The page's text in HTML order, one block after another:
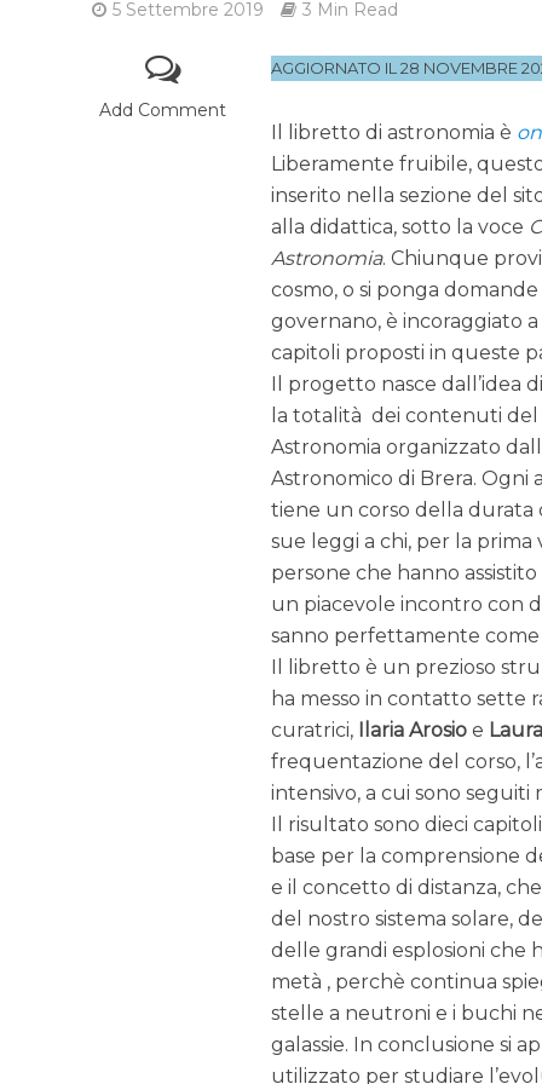
5 Settembre 2019 3 Min Read
Add Comment
AGGIORNATO IL 28 NOVEMBRE
Il libretto di astronomia è
Liberamente fruibile,
inserito nella sezione del
alla didattica, sotto la voce
Astronomia. Chiunque
cosmo, o si ponga
governano, è incoraggiato
capitoli proposti in queste
Il progetto nasce dall’idea
la totalità dei contenuti del
Astronomia organizzato
Astronomico di Brera. Ogni
tiene un corso della durata
sue leggi a chi, per la
persone che hanno
un piacevole incontro con
sanno perfettamente
Il libretto è un prezioso
ha messo in contatto sette
curatrici, Ilaria Arosio e
frequentazione del corso,
intensivo, a cui sono seguiti
Il risultato sono dieci
base per la comprensione
e il concetto di distanza,
del nostro sistema solare,
delle grandi esplosioni che
metà , perchè continua
stelle a neutroni e i buchi
galassie. In conclusione si
utilizzato per studiare